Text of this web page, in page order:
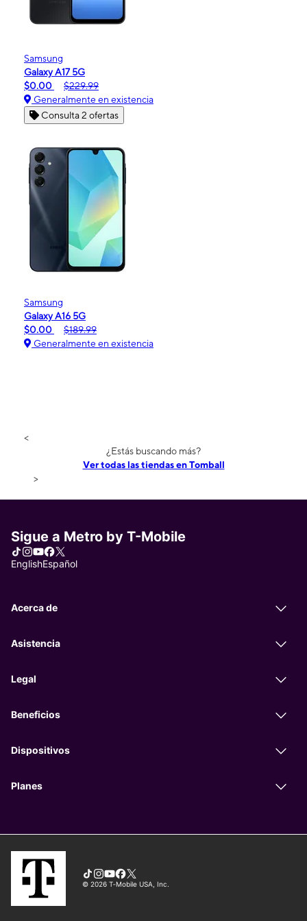
Samsung
Galaxy A17 5G
$0.00
$229.99
Generalmente en existencia
Consulta 2 ofertas
Samsung
Galaxy A16 5G
$0.00
$189.99
Generalmente en existencia
<
¿Estás buscando más?
Ver todas las tiendas en Tomball
>